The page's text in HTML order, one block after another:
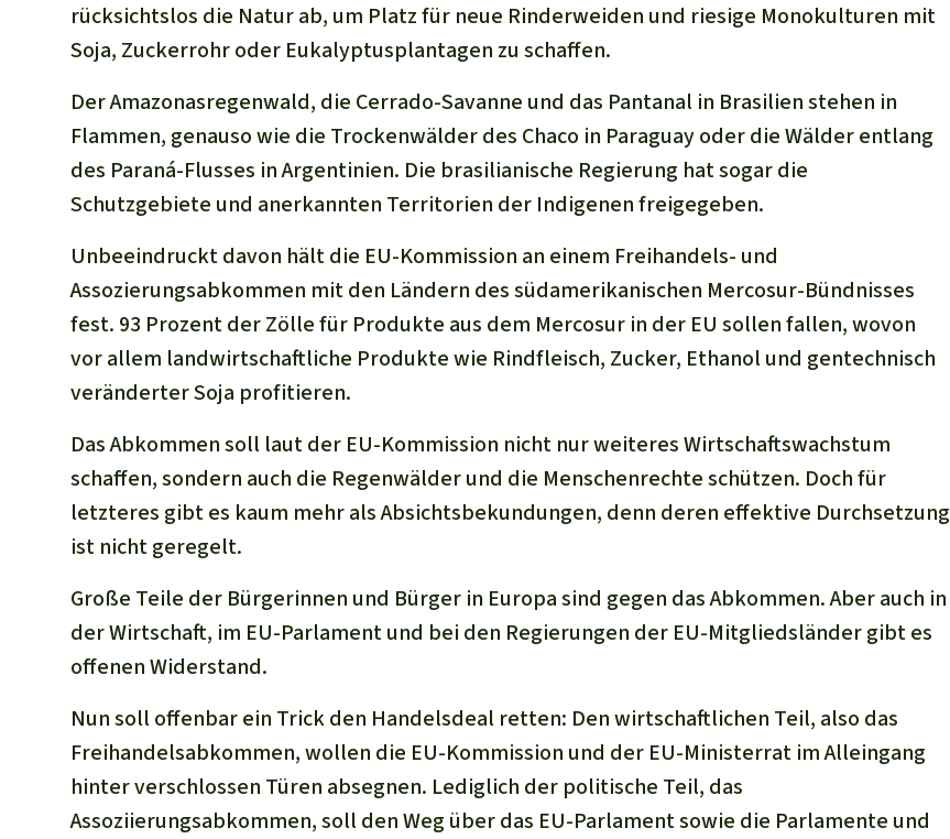
rücksichtslos die Natur ab, um Platz für neue Rinderweiden und riesige Monokulturen mit
Soja, Zuckerrohr oder Eukalyptusplantagen zu schaffen.
Der Amazonasregenwald, die Cerrado-Savanne und das Pantanal in Brasilien stehen in
Flammen, genauso wie die Trockenwälder des Chaco in Paraguay oder die Wälder entlang
des Paraná-Flusses in Argentinien. Die brasilianische Regierung hat sogar die
Schutzgebiete und anerkannten Territorien der Indigenen freigegeben.
Unbeeindruckt davon hält die EU-Kommission an einem Freihandels- und
Assozierungsabkommen mit den Ländern des südamerikanischen Mercosur-Bündnisses
fest. 93 Prozent der Zölle für Produkte aus dem Mercosur in der EU sollen fallen, wovon
vor allem landwirtschaftliche Produkte wie Rindfleisch, Zucker, Ethanol und gentechnisch
veränderter Soja profitieren.
Das Abkommen soll laut der EU-Kommission nicht nur weiteres Wirtschaftswachstum
schaffen, sondern auch die Regenwälder und die Menschenrechte schützen. Doch für
letzteres gibt es kaum mehr als Absichtsbekundungen, denn deren effektive Durchsetzung
ist nicht geregelt.
Große Teile der Bürgerinnen und Bürger in Europa sind gegen das Abkommen. Aber auch in
der Wirtschaft, im EU-Parlament und bei den Regierungen der EU-Mitgliedsländer gibt es
offenen Widerstand.
Nun soll offenbar ein Trick den Handelsdeal retten: Den wirtschaftlichen Teil, also das
Freihandelsabkommen, wollen die EU-Kommission und der EU-Ministerrat im Alleingang
hinter verschlossen Türen absegnen. Lediglich der politische Teil, das
Assoziierungsabkommen, soll den Weg über das EU-Parlament sowie die Parlamente und